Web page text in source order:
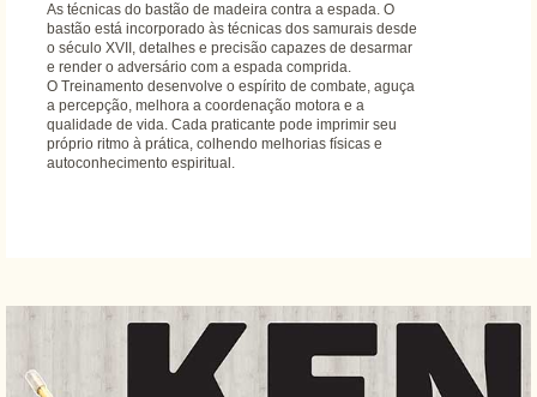
As técnicas do bastão de madeira contra a espada. O
bastão está incorporado às técnicas dos samurais desde
o século XVII, detalhes e precisão capazes de desarmar
e render o adversário com a espada comprida.
O Treinamento desenvolve o espírito de combate, aguça
a percepção, melhora a coordenação motora e a
qualidade de vida. Cada praticante pode imprimir seu
próprio ritmo à prática, colhendo melhorias físicas e
autoconhecimento espiritual.